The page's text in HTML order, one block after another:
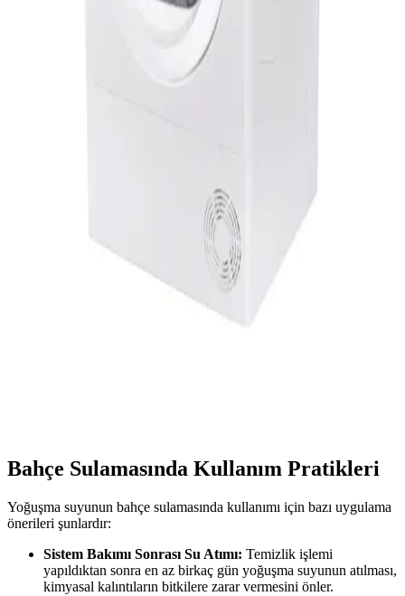
Demirdöküm Maxiair 16 Kw, enerji tasarrufu ve çevre dostu
özellikleriyle yüksek performans sunan bir ısıtma ve soğutma
Demirdöküm Maxiair 8 KW Isı Pompası: Enerji
Hoover NDPEH10A2TCBEXSS: Yüksek Kapasiteli
ve Akıllı Kurutma Makinesi Özellikleri
Hoover NDPEH10A2TCBEXSS, 10 kg kapasite ve enerji
tasarruflu ısı pompası teknolojisiyle, akıllı kontrol ve özel programlar
sunan modern kurutma makinesi. Evde pratiklik ve verimlilik sağlar.
Hoover HLE C10DG-17 Enerji Tasarruflu ve Akıllı
Bahçe Sulamasında Kullanım Pratikleri
Yoğuşma suyunun bahçe sulamasında kullanımı için bazı uygulama
önerileri şunlardır:
Sistem Bakımı Sonrası Su Atımı: Temizlik işlemi
yapıldıktan sonra en az birkaç gün yoğuşma suyunun atılması,
kimyasal kalıntıların bitkilere zarar vermesini önler.